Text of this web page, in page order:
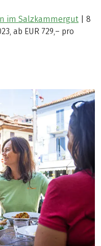
im Salzkammergut | 8
ab EUR 729,– pro